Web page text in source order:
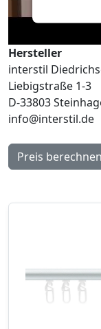
Hersteller
interstil
Liebigstraße 1-3
D-33803
info@interstil.de
Preis berechnen